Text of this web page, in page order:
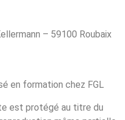
– 59100 Roubaix
en formation chez FGL
est protégé au titre du